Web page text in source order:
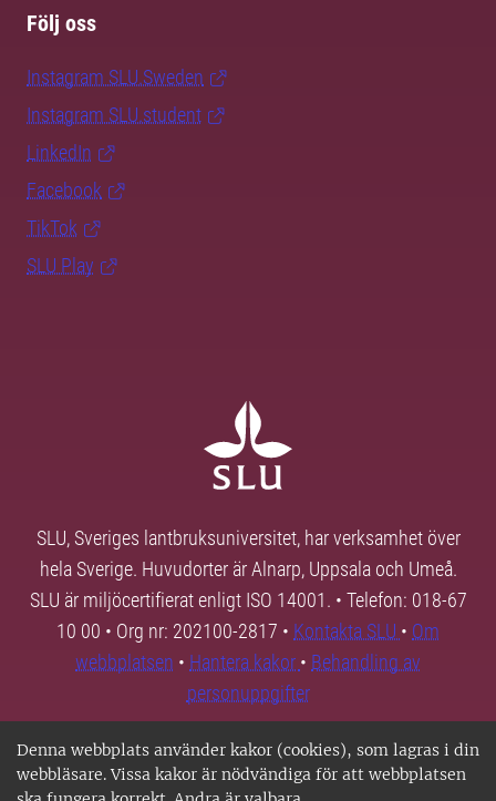
Denna webbplats använder kakor (cookies), som lagras i din
webbläsare. Vissa kakor är nödvändiga för att webbplatsen
Följ oss
Instagram SLU.Sweden
Instagram SLU.student
LinkedIn
Facebook
TikTok
SLU Play
SLU, Sveriges lantbruksuniversitet, har verksamhet över
hela Sverige. Huvudorter är Alnarp, Uppsala och Umeå.
SLU är miljöcertifierat enligt ISO 14001. • Telefon: 018-67
10 00 • Org nr: 202100-2817 • Kontakta SLU • Om
webbplatsen • Hantera kakor • Behandling av
personuppgifter